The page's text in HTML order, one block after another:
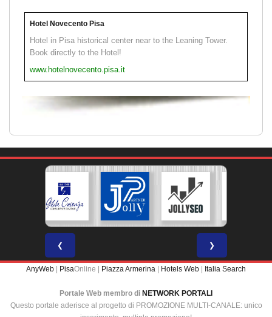
Hotel Novecento Pisa
Hotel in Pisa historical center near to the Leaning Tower.
Book directly to the Hotel!
www.hotelnovecento.pisa.it
❮ ❯
AnyWeb PisaOnline | Piazza Armerina Hotels Web Italia Search
Portale Web membro di NETWORK PORTALI
Questo portale aderisce al progetto di PROMOZIONE MULTI-CANALE: unico